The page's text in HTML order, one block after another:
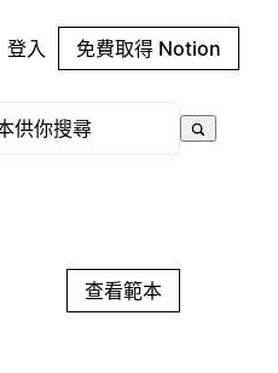
登入 免費取得 Notion
查看範本